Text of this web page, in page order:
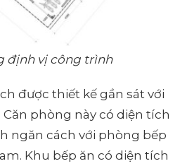
định vị công trình
được thiết kế gần sát với
phòng này có diện tích
ngăn cách với phòng bếp
Khu bếp ăn có diện tích